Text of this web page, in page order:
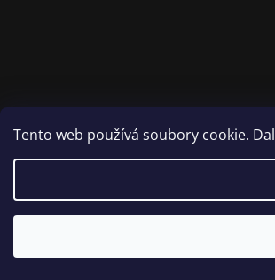
Tento web používá soubory cookie.